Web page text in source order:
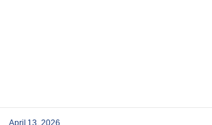
April 13, 2026